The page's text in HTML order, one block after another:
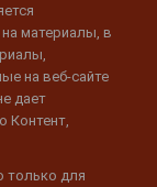
материалы, в
на веб-сайте
дает
Контент,
только для